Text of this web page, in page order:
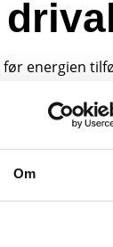
Om
energien
leverer de 2
er stigende.